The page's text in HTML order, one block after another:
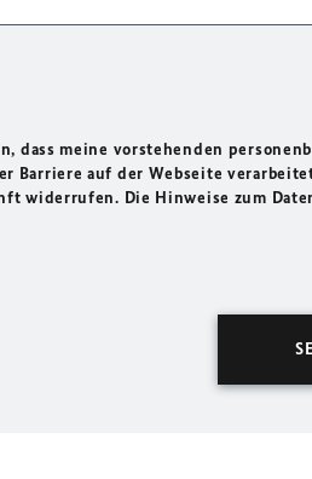
dass meine vorstehenden
Barriere auf der Webseite
widerrufen. Die Hinweise zum